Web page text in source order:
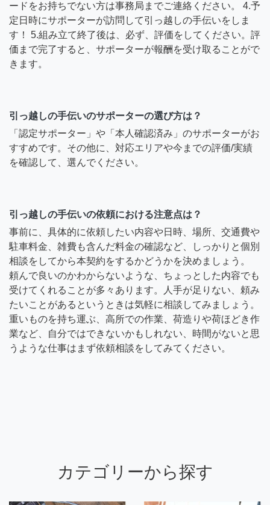
ードをお持ちでない方は事務局までご連絡ください。 4.予
定日時にサポーターが訪問して引っ越しの手伝いをしま
す！ 5.組み立て終了後は、必ず、評価をしてください。評
価まで完了すると、サポーターが報酬を受け取ることがで
きます。
引っ越しの手伝いのサポーターの選び方は？
「認定サポーター」や「本人確認済み」のサポーターがお
すすめです。その他に、対応エリアや今までの評価/実績
を確認して、選んでください。
引っ越しの手伝いの依頼における注意点は？
事前に、具体的に依頼したい内容や日時、場所、交通費や
駐車料金、雑費も含んだ料金の確認など、しっかりと個別
相談をしてから本契約をするかどうかを決めましょう。
頼んで良いのかわからないような、ちょっとした内容でも
受けてくれることが多々あります。人手が足りない、頼み
たいことがあるというときは気軽に相談してみましょう。
重いものを持ち運ぶ、高所での作業、荷造りや荷ほどき作
業など、自分ではできないかもしれない、時間がないと思
うような仕事はまず依頼相談をしてみてください。
カテゴリーから探す